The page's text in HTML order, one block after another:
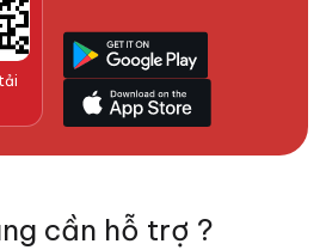
cần hỗ trợ ?